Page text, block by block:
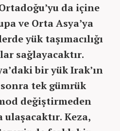
da içine
ve Orta Asya’ya
yük taşımacılığı
sağlayacaktır.
bir yük Irak’ın
tek gümrük
değiştirmeden
ulaşacaktır. Keza,